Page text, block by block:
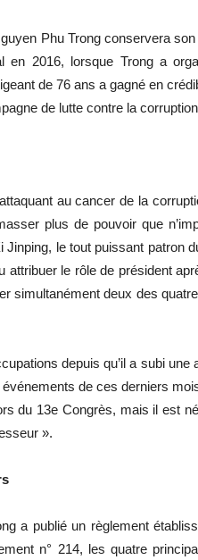
Phu Trong conservera
en 2016, lorsque Trong a
de 76 ans a gagné en
de lutte contre la
au cancer de la
plus de pouvoir que
le tout puissant patron
attribuer le rôle de président
simultanément deux des
depuis qu’il a subi
de ces derniers
du 13e Congrès, mais il est
».
a publié un règlement
n° 214, les quatre